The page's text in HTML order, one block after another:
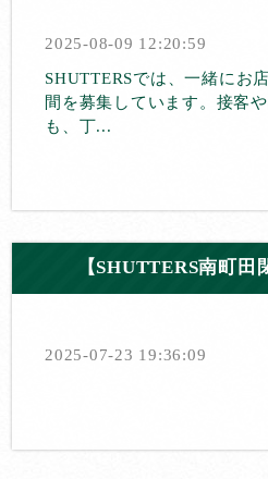
2025-08-09 12:20:59
SHUTTERSでは、一緒にお
間を募集しています。接客
も、丁...
【SHUTTERS南町田
2025-07-23 19:36:09